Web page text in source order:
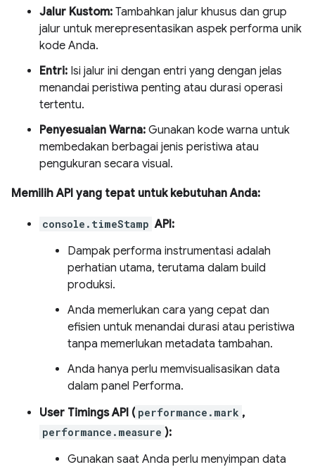
Jalur Kustom: Tambahkan jalur khusus dan grup
jalur untuk merepresentasikan aspek performa unik
kode Anda.
Entri: Isi jalur ini dengan entri yang dengan jelas
menandai peristiwa penting atau durasi operasi
tertentu.
Penyesuaian Warna: Gunakan kode warna untuk
membedakan berbagai jenis peristiwa atau
pengukuran secara visual.
Memilih API yang tepat untuk kebutuhan Anda:
console.timeStamp API:
Dampak performa instrumentasi adalah
perhatian utama, terutama dalam build
produksi.
Anda memerlukan cara yang cepat dan
efisien untuk menandai durasi atau peristiwa
tanpa memerlukan metadata tambahan.
Anda hanya perlu memvisualisasikan data
dalam panel Performa.
User Timings API ( performance.mark ,
performance.measure ):
Gunakan saat Anda perlu menyimpan data